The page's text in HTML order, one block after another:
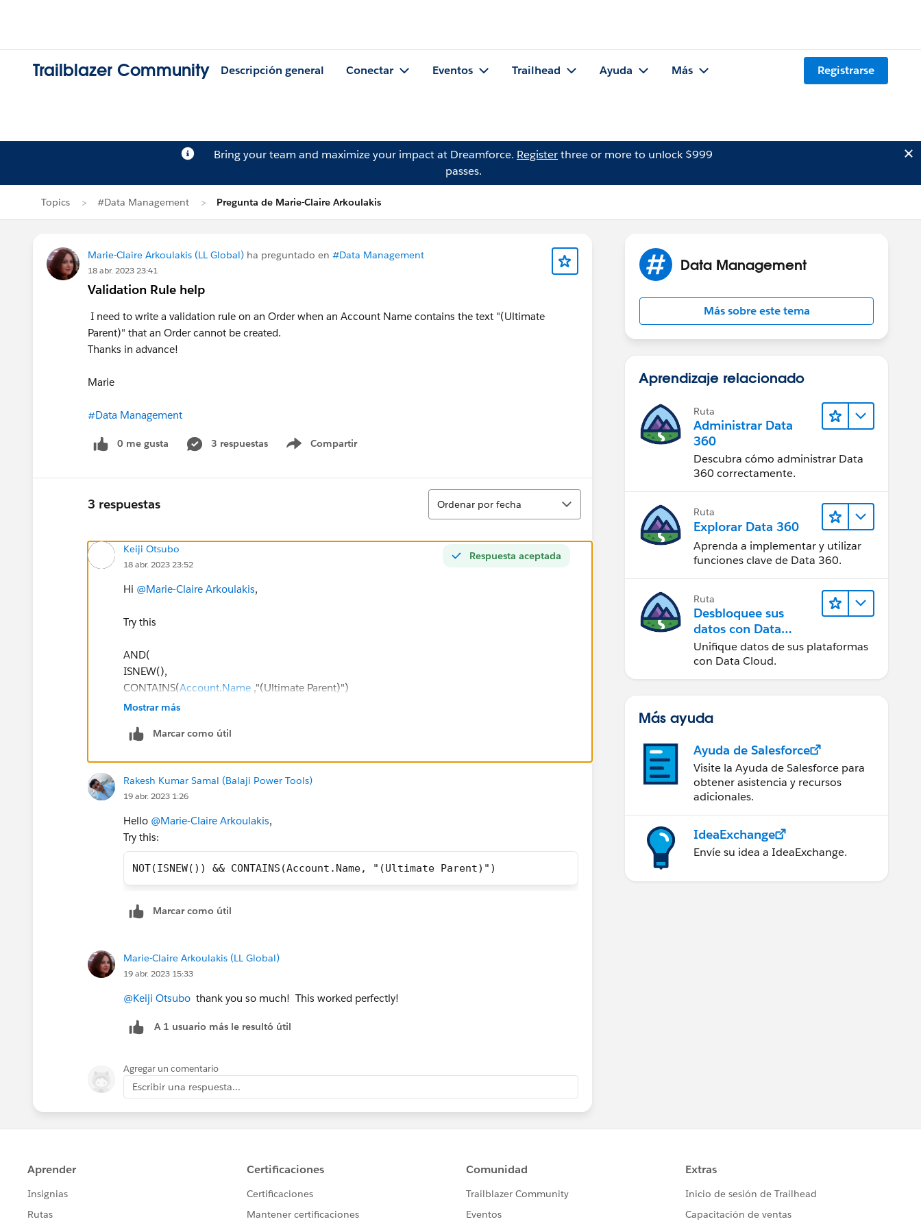
Trailblazer Community Descripción general Conectar Eventos Trailhead Ayuda Más Registrarse
Bring your team and maximize your impact at Dreamforce. Registerthree or more to unlock $999
passes.
Topics #Data Management Pregunta de Marie-Claire Arkoulakis
Marie-Claire Arkoulakis (LL Global) ha preguntado en #Data Management
18 abr. 2023 23:41
Validation Rule help
I need to write a validation rule on an Order when an Account Name contains the text "(Ultimate
Parent)" that an Order cannot be created.
Thanks in advance!
Marie
#Data Management
0 me gusta 3 respuestas Compartir
Show menu
3 respuestas
Ordenar
Ordenar por fecha
Respuesta aceptada
Keiji Otsubo
18 abr. 2023 23:52
Hi @Marie-Claire Arkoulakis,
Try this
AND(
ISNEW(),
CONTAINS(Account.Name ,"(Ultimate Parent)")
)
Mostrar más
Marcar como útil
Rakesh Kumar Samal (Balaji Power Tools)
19 abr. 2023 1:26
Hello @Marie-Claire Arkoulakis,
Try this:
NOT(ISNEW()) && CONTAINS(Account.Name, "(Ultimate Parent)")
Marcar como útil
Marie-Claire Arkoulakis (LL Global)
19 abr. 2023 15:33
@Keiji Otsubo thank you so much! This worked perfectly!
A 1 usuario más le resultó útil
Agregar un comentario
Escribir una respuesta...
Data Management
Más sobre este tema
Aprendizaje relacionado
Ruta
Administrar Data
360
Descubra cómo administrar Data
360 correctamente.
Ruta
Explorar Data 360
Aprenda a implementar y utilizar
funciones clave de Data 360.
Ruta
Desbloquee sus
datos con Data
Cloud
Unifique datos de sus plataformas
con Data Cloud.
Más ayuda
Ayuda de Salesforce
Visite la Ayuda de Salesforce para
obtener asistencia y recursos
adicionales.
IdeaExchange
Envíe su idea a IdeaExchange.